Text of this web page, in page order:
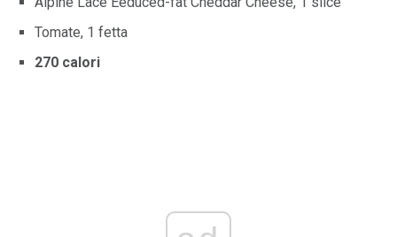
Tomate, 1 fetta
270 calori